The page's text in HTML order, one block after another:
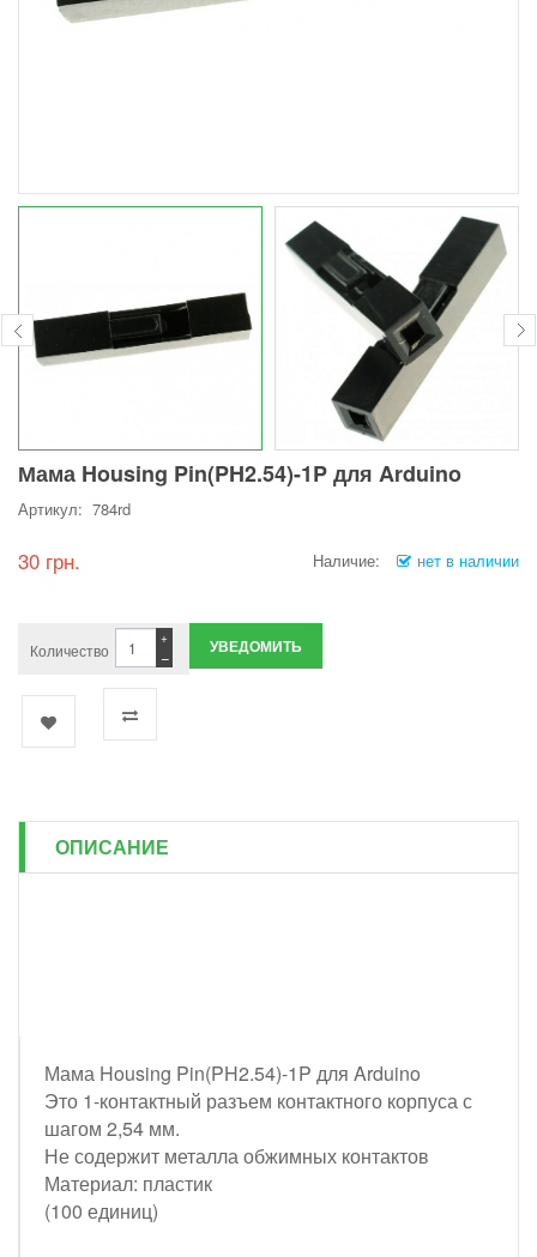
Мама Housing Pin(PH2.54)-1P для Arduino
Артикул: 784rd
30 грн. Наличие: нет в наличии
Количество −
+ УВЕДОМИТЬ
ОПИСАНИЕ
Мама Housing Pin(PH2.54)-1P для Arduino
Это 1-контактный разъем контактного корпуса с
шагом 2,54 мм.
Не содержит металла обжимных контактов
Материал: пластик
(100 единиц)